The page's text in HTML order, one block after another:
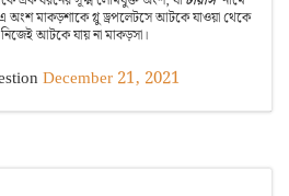
অংশ মাকড়শাকে গ্লু ড্রপলেটসে আটকে যাওয়া থেকে
আটকে যায় না মাকড়সা।
December 21, 2021